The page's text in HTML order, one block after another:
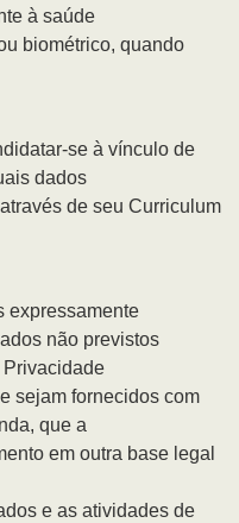
à saúde
biométrico, quando
se à vínculo de
dados
de seu Curriculum
expressamente
não previstos
sejam fornecidos com
que a
em outra base legal
e as atividades de